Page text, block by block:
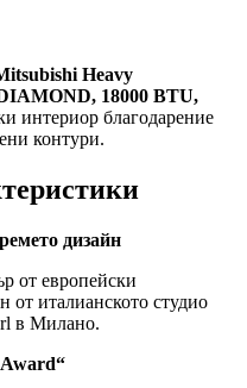
Heavy
18000 BTU,
интериор благодарение
контури.
дизайн
от европейски
от италианското студио
в Милано.
Award“